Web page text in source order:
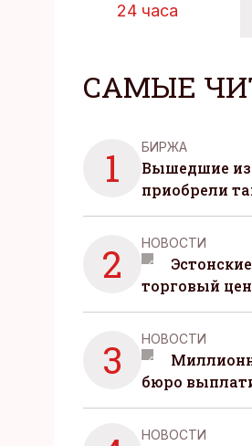
24 часа
САМЫЕ
1 БИРЖА
Вышедшие
приобрели
2 НОВОСТИ
торговый
3 НОВОСТИ
бюро
НОВОСТИ